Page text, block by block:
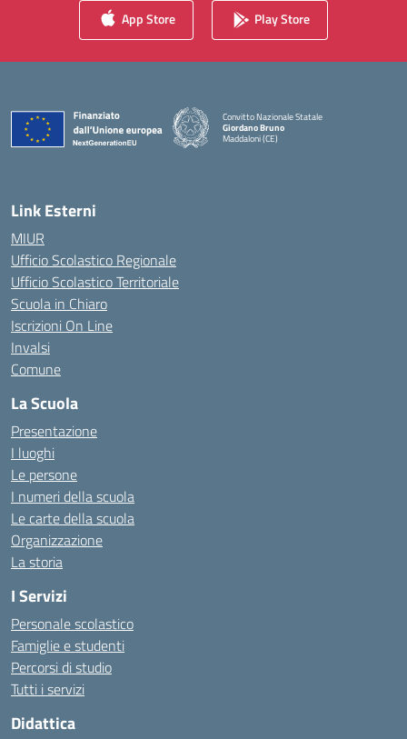
App Store Play Store
Convitto Nazionale Statale
Giordano Bruno
Maddaloni (CE)
Link Esterni
MIUR
Ufficio Scolastico Regionale
Ufficio Scolastico Territoriale
Scuola in Chiaro
Iscrizioni On Line
Invalsi
Comune
La Scuola
Presentazione
I luoghi
Le persone
I numeri della scuola
Le carte della scuola
Organizzazione
La storia
I Servizi
Personale scolastico
Famiglie e studenti
Percorsi di studio
Tutti i servizi
Didattica